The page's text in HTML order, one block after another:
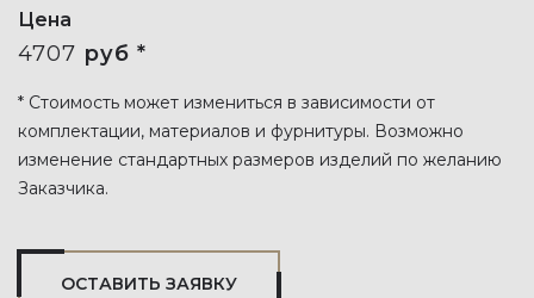
Цена
4707 руб *
* Стоимость может измениться в зависимости от
комплектации, материалов и фурнитуры. Возможно
изменение стандартных размеров изделий по желанию
Заказчика.
ОСТАВИТЬ ЗАЯВКУ